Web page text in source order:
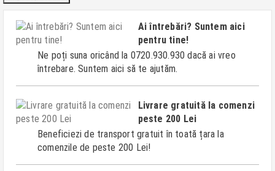
Ai întrebări? Suntem aici
pentru tine!
Ne poți suna oricând la 0720.930.930 dacă ai vreo
întrebare. Suntem aici să te ajutăm.
Livrare gratuită la comenzi
peste 200 Lei
Beneficiezi de transport gratuit în toată țara la
comenzile de peste 200 Lei!